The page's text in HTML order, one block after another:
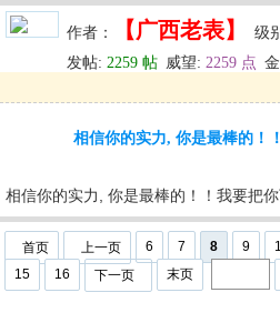
作者： 【广西老表】 级
发帖: 2259 帖 威望: 2259 点
编辑 u
相信你的实力, 你是最棒的！
相信你的实力, 你是最棒的！！我要把
首页 上一页 6 7 8 9
15
16 下一页 末页